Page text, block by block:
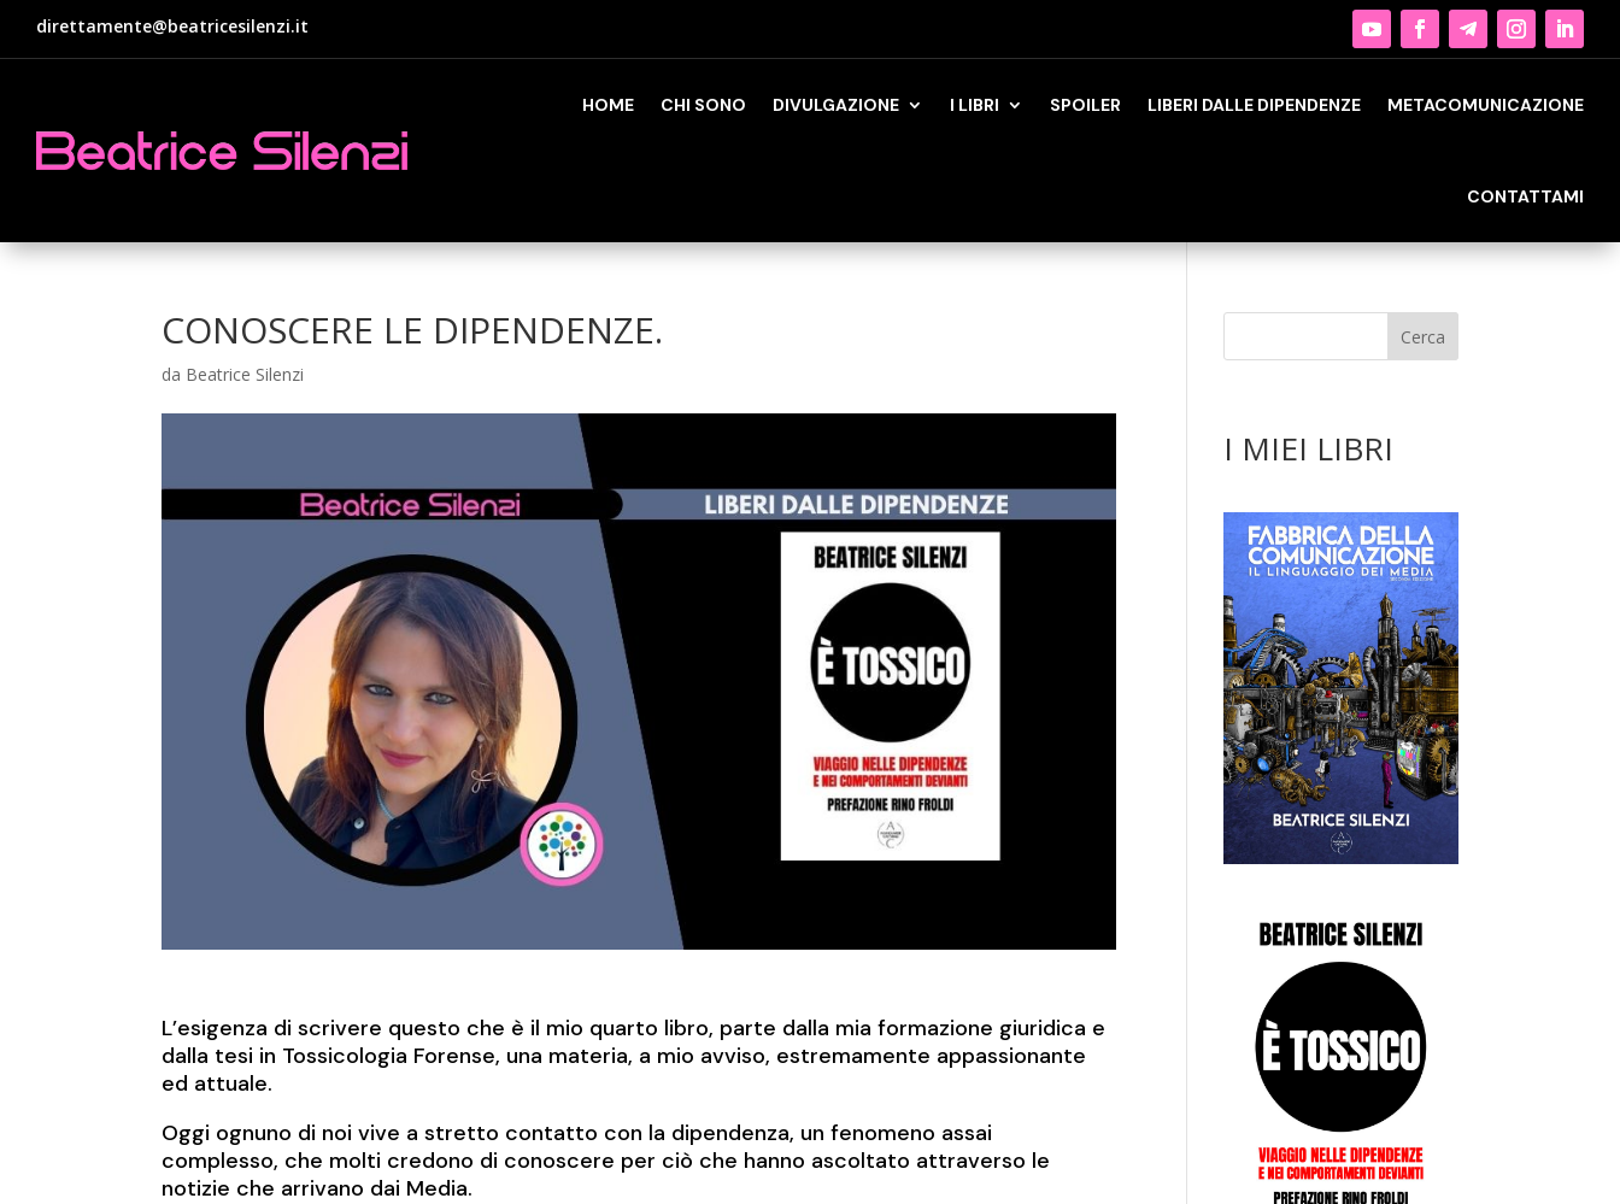
direttamente@beatricesilenzi.it
HOME CHI SONO DIVULGAZIONE I LIBRI SPOILER LIBERI DALLE DIPENDENZE METACOMUNICAZIONE
CONTATTAMI
CONOSCERE LE DIPENDENZE.
da Beatrice Silenzi
L’esigenza di scrivere questo che è il mio quarto libro, parte dalla mia formazione giuridica e
dalla tesi in Tossicologia Forense, una materia, a mio avviso, estremamente appassionante
ed attuale.
Oggi ognuno di noi vive a stretto contatto con la dipendenza, un fenomeno assai
complesso, che molti credono di conoscere per ciò che hanno ascoltato attraverso le
notizie che arrivano dai Media.
I MIEI LIBRI